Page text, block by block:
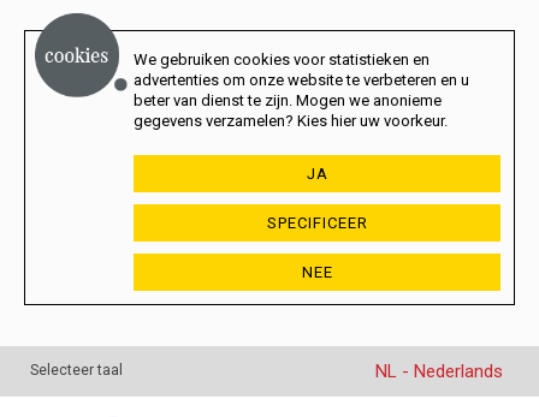
We gebruiken cookies voor statistieken en
advertenties om onze website te verbeteren en u
beter van dienst te zijn. Mogen we anonieme
gegevens verzamelen? Kies hier uw voorkeur.
JA
SPECIFICEER
NEE
Selecteer taal NL - Nederlands